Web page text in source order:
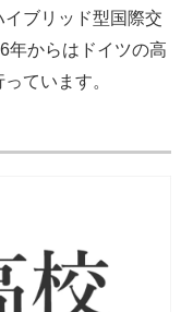
ブリッド型国際交
年からはドイツの高
ています。